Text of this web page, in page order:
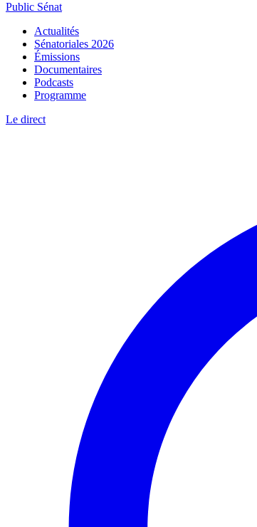
Public Sénat
Actualités
Sénatoriales 2026
Émissions
Documentaires
Podcasts
Programme
Le direct